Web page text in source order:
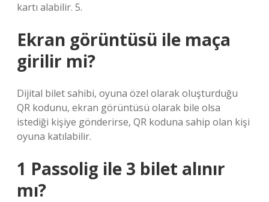
kartı alabilir. 5.
Ekran görüntüsü ile maça
girilir mi?
Dijital bilet sahibi, oyuna özel olarak oluşturduğu
QR kodunu, ekran görüntüsü olarak bile olsa
istediği kişiye gönderirse, QR koduna sahip olan kişi
oyuna katılabilir.
1 Passolig ile 3 bilet alınır
mı?